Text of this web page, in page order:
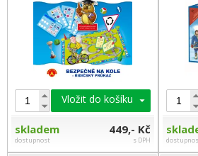
Vložit do košíku
skladem
dostupnost
449,- Kč
s DPH